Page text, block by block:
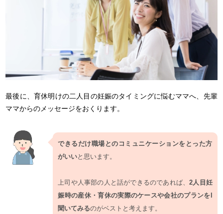
最後に、育休明けの二人目の妊娠のタイミングに悩むママへ、先輩
ママからのメッセージをおくります。
できるだけ職場とのコミュニケーションをとった方
がいいと思います。
上司や人事部の人と話ができるのであれば、2人目妊
娠時の産休・育休の実際のケースや会社のプランをl
聞いてみるのがベストと考えます。